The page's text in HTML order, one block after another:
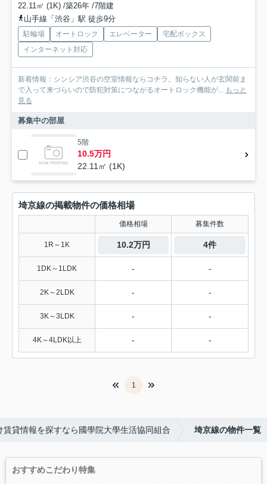
22.11㎡ (1K) /築26年 /7階建
山手線「渋谷」駅 徒歩9分
駐輪場 オートロック エレベーター
宅配ボックス
インターネット対応
新着情報：シンシア渋谷の空室情報ならコチラ。知らない人が玄関前ま
で入って来づらいので防犯対策につながるオートロック機能が... もっと
見る
募集中の部屋
5階
10.5万円
22.11㎡ (1K)
埼京線の掲載物件の価格相場
価格相場 募集件数
1R～1K 10.2万円 4件
1DK～1LDK - -
2K～2LDK - -
3K～3LDK - -
4K～4LDK以上 - -
1
貸情報を探すなら國學院大學生活協同組合 埼京線の物件一覧
おすすめこだわり特集